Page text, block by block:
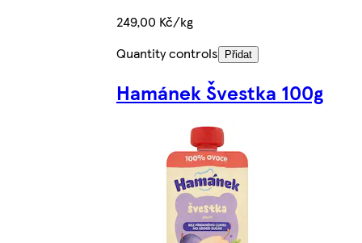
249,00 Kč/kg
Quantity controls
Přidat
Hamánek Švestka 100g